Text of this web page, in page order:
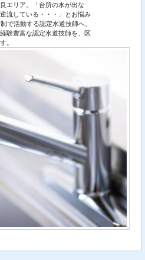
エリア。「台所の水が出な
流している・・・」とお悩み
で活動する認定水道技師へ、
験豊富な認定水道技師を、区
。